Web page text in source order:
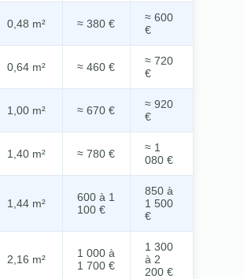
0,48 m² ≈ 380 €
≈ 600
€
0,64 m² ≈ 460 €
≈ 720
€
1,00 m² ≈ 670 €
≈ 920
€
1,40 m² ≈ 780 €
≈ 1
080 €
1,44 m²
600 à 1
100 €
850 à
1 500
€
2,16 m²
1 000 à
1 700 €
1 300
à 2
200 €